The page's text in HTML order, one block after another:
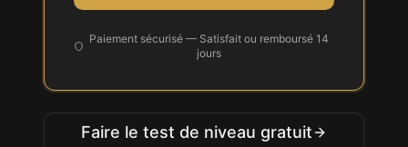
Paiement sécurisé — Satisfait ou remboursé 14
jours
Faire le test de niveau gratuit